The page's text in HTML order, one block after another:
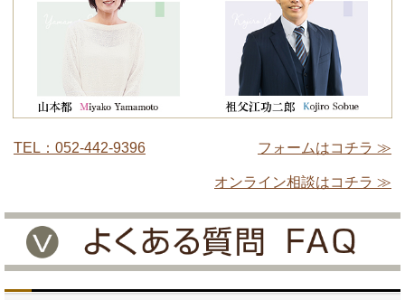
TEL：052-442-9396 フォームはコチラ ≫
オンライン相談はコチラ ≫